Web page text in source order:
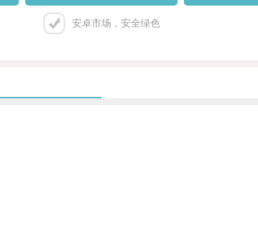
安卓市场，安全绿色